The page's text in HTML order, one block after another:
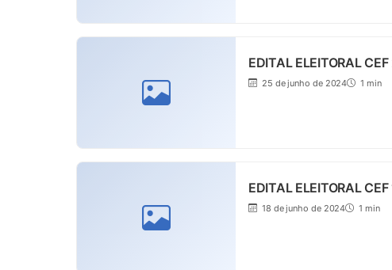
EDITAL ELEITORAL
25 de junho de 2024 1 min
EDITAL ELEITORAL
18 de junho de 2024 1 min